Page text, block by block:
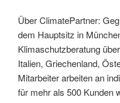
Über ClimatePartner:
dem Hauptsitz in
Klimaschutzberatung
Italien, Griechenland,
Mitarbeiter arbeiten an
für mehr als 500 Kunden